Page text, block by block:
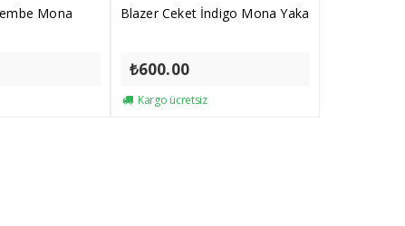
Mona
Blazer Ceket İndigo Mona Yaka
₺600.00
Kargo ücretsiz